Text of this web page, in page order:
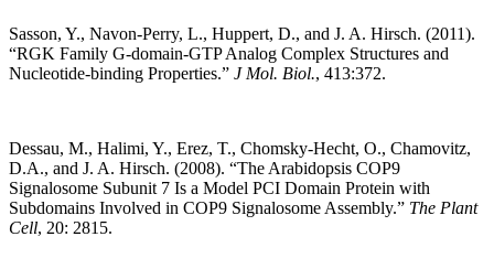
Sasson, Y., Navon-Perry, L., Huppert, D., and J. A. Hirsch. (2011).
“RGK Family G-domain-GTP Analog Complex Structures and
Nucleotide-binding Properties.” J Mol. Biol., 413:372.
Dessau, M., Halimi, Y., Erez, T., Chomsky-Hecht, O., Chamovitz,
D.A., and J. A. Hirsch. (2008). “The Arabidopsis COP9
Signalosome Subunit 7 Is a Model PCI Domain Protein with
Subdomains Involved in COP9 Signalosome Assembly.” The Plant
Cell, 20: 2815.